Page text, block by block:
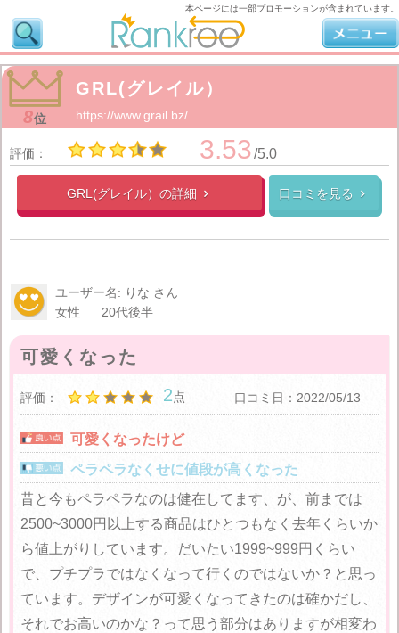
8位
GRL(グレイル）
https://www.grail.bz/
評価： 3.53/5.0
GRL(グレイル）の詳細  口コミを見る 
ユーザー名: りな さん
女性
20代後半
可愛くなった
評価： 2点 口コミ日：2022/05/13
可愛くなったけど
ペラペラなくせに値段が高くなった
昔と今もペラペラなのは健在してます、が、前までは
2500~3000円以上する商品はひとつもなく去年くらいか
ら値上がりしています。だいたい1999~999円くらい
で、プチプラではなくなって行くのではないか？と思っ
ています。デザインが可愛くなってきたのは確かだし、
それでお高いのかな？って思う部分はありますが相変わ
本ページには一部プロモーションが含まれています。